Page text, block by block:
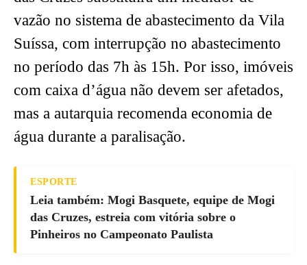
vazão no sistema de abastecimento da Vila
Suíssa, com interrupção no abastecimento
no período das 7h às 15h. Por isso, imóveis
com caixa d’água não devem ser afetados,
mas a autarquia recomenda economia de
água durante a paralisação.
ESPORTE
Leia também: Mogi Basquete, equipe de Mogi
das Cruzes, estreia com vitória sobre o
Pinheiros no Campeonato Paulista